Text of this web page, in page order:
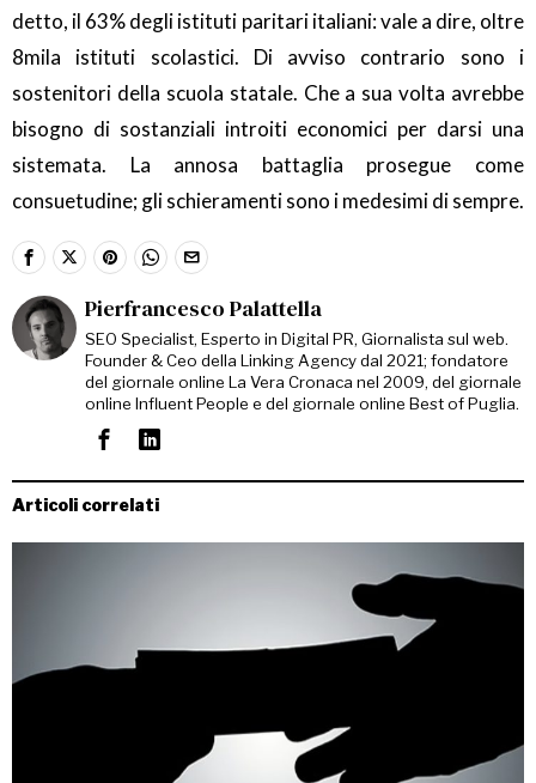
detto, il 63% degli istituti paritari italiani: vale a dire, oltre
8mila istituti scolastici. Di avviso contrario sono i
sostenitori della scuola statale. Che a sua volta avrebbe
bisogno di sostanziali introiti economici per darsi una
sistemata. La annosa battaglia prosegue come
consuetudine; gli schieramenti sono i medesimi di sempre.
Pierfrancesco Palattella
SEO Specialist, Esperto in Digital PR, Giornalista sul web.
Founder & Ceo della Linking Agency dal 2021; fondatore
del giornale online La Vera Cronaca nel 2009, del giornale
online Influent People e del giornale online Best of Puglia.
Articoli correlati